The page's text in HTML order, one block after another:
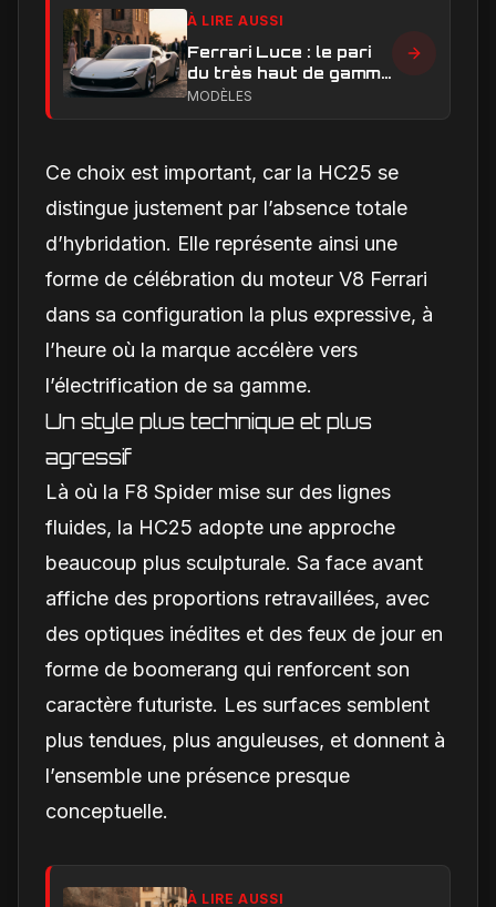
À LIRE AUSSI
Ferrari Luce : le pari
du très haut de gamme
peut-il réussir ?
MODÈLES
Ce choix est important, car la HC25 se
distingue justement par l’absence totale
d’hybridation. Elle représente ainsi une
forme de célébration du moteur V8 Ferrari
dans sa configuration la plus expressive, à
l’heure où la marque accélère vers
l’électrification de sa gamme.
Un style plus technique et plus
agressif
Là où la F8 Spider mise sur des lignes
fluides, la HC25 adopte une approche
beaucoup plus sculpturale. Sa face avant
affiche des proportions retravaillées, avec
des optiques inédites et des feux de jour en
forme de boomerang qui renforcent son
caractère futuriste. Les surfaces semblent
plus tendues, plus anguleuses, et donnent à
l’ensemble une présence presque
conceptuelle.
À LIRE AUSSI